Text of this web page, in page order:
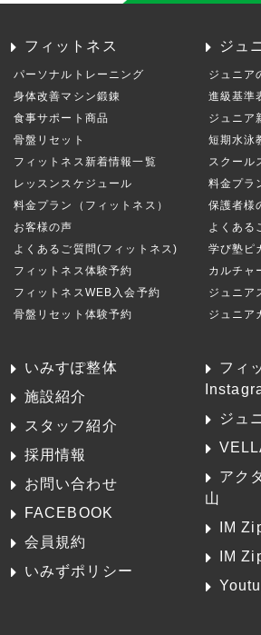
フィットネス
パーソナルトレーニング
身体改善マシン鍛錬
食事サポート商品
骨盤リセット
フィットネス新着情報一覧
レッスンスケジュール
料金プラン（フィットネス）
お客様の声
よくあるご質問(フィットネス)
フィットネス体験予約
フィットネスWEB入会予約
骨盤リセット体験予約
ジュ
ジュニア
進級基準
ジュニア
短期水泳
スクール
料金プラ
保護者様
よくある
学び塾ピ
カルチャ
ジュニア
ジュニア
いみすぽ整体
施設紹介
スタッフ紹介
採用情報
お問い合わせ
FACEBOOK
会員規約
いみずポリシー
フィ
ジュ
アク
山
IM
IM